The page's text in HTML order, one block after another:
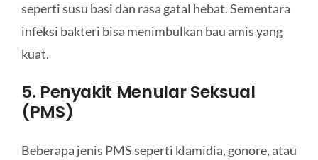
seperti susu basi dan rasa gatal hebat. Sementara
infeksi bakteri bisa menimbulkan bau amis yang
kuat.
5. Penyakit Menular Seksual
(PMS)
Beberapa jenis PMS seperti klamidia, gonore, atau